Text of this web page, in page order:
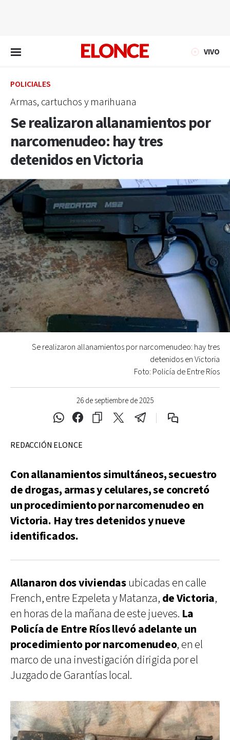
VIVO
POLICIALES
Armas, cartuchos y marihuana
Se realizaron allanamientos por
narcomenudeo: hay tres
detenidos en Victoria
26 de septiembre de 2025
Se realizaron allanamientos por narcomenudeo: hay tres
detenidos en Victoria
Foto: Policía de Entre Ríos
REDACCIÓN ELONCE
Con allanamientos simultáneos, secuestro
de drogas, armas y celulares, se concretó
un procedimiento por narcomenudeo en
Victoria. Hay tres detenidos y nueve
identificados.
Allanaron dos viviendasubicadas en calle
French, entre Ezpeleta y Matanza, de Victoria,
en horas de la mañana de este jueves. La
Policía de Entre Ríos llevó adelante un
procedimiento por narcomenudeo, en el
marco de una investigación dirigida por el
Juzgado de Garantías local.